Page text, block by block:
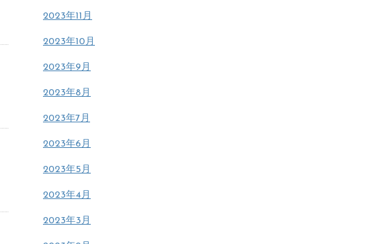
2023年11月
2023年10月
2023年9月
2023年8月
2023年7月
2023年6月
2023年5月
2023年4月
2023年3月